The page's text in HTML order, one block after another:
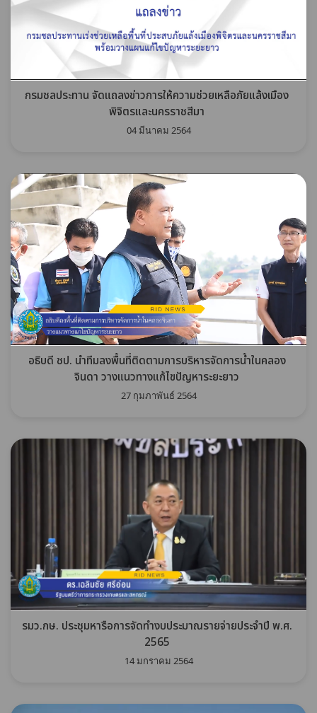
กรมชลประทาน จัดแถลงข่าวการให้ความช่วยเหลือภัยแล้งเมือง
พิจิตรและนครราชสีมา
04 มีนาคม 2564
อธิบดี ชป. นำทีมลงพื้นที่ติดตามการบริหารจัดการน้ำในคลอง
จินดา วางแนวทางแก้ไขปัญหาระยะยาว
27 กุมภาพันธ์ 2564
รมว.กษ. ประชุมหารือการจัดทำงบประมาณรายจ่ายประจำปี พ.ศ.
2565
14 มกราคม 2564